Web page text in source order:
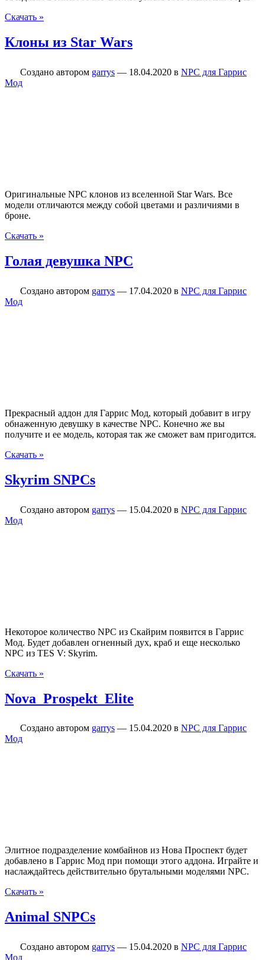
Скачать »
Клоны из Star Wars
Создано автором garrys — 18.04.2020 в NPC для Гаррис
Мод
Оригинальные NPC клонов из вселенной Star Wars. Все
модели отличаются между собой цветами и различиями в
броне.
Скачать »
Голая девушка NPC
Создано автором garrys — 17.04.2020 в NPC для Гаррис
Мод
Прекрасный аддон для Гаррис Мод, который добавит в игру
обнаженную девушку в качестве NPC. Конечно же вы
получите и ее модель, которая так же сможет вам пригодится.
Скачать »
Skyrim SNPCs
Создано автором garrys — 15.04.2020 в NPC для Гаррис
Мод
Некоторое количество NPC из Скайрим появится в Гаррис
Мод. Будет добавлен огненный дух, краб и еще несколько
NPC из TES V: Skyrim.
Скачать »
Nova_Prospekt_Elite
Создано автором garrys — 15.04.2020 в NPC для Гаррис
Мод
Элитное подразделение комбайнов из Нова Проспект будет
добавлено в Гаррис Мод при помощи этого аддона. Играйте и
наслаждайтесь действительно брутальными моделями NPC.
Скачать »
Animal SNPCs
Создано автором garrys — 15.04.2020 в NPC для Гаррис
Мод